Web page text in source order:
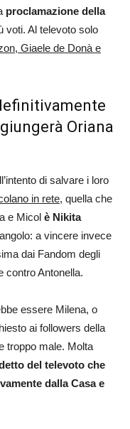
proclamazione della
voti. Al televoto solo
Giaele de Donà e
Oriana
di salvare i loro
in rete, quella che
e Micol è Nikita
a vincere invece
dai Fandom degli
contro Antonella.
essere Milena, o
ai followers della
troppo male. Molta
del televoto che
dalla Casa e